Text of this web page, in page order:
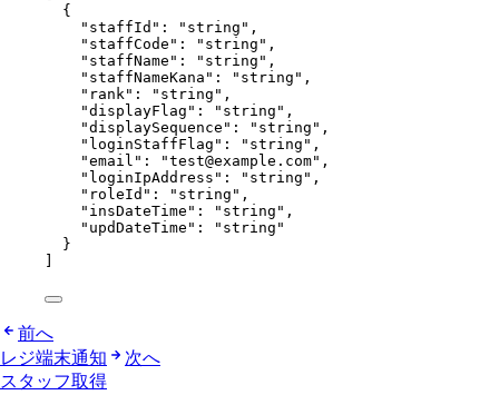
{
"staffId" : " string " ,
"staffCode" : " string " ,
"staffName" : " string " ,
"staffNameKana" : " string " ,
"rank" : " string " ,
"displayFlag" : " string " ,
"displaySequence" : " string " ,
"loginStaffFlag" : " string " ,
"email" : "test@example.com" ,
"loginIpAddress" : " string " ,
"roleId" : " string " ,
"insDateTime" : " string " ,
"updDateTime" : " string "
}
前へ
レジ端末通知
次へ
スタッフ取得